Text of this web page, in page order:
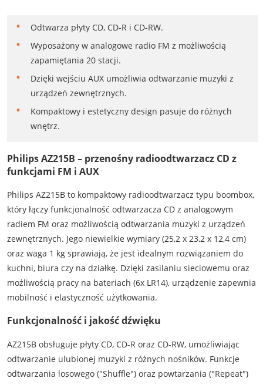
Odtwarza płyty CD, CD-R i CD-RW.
Wyposażony w analogowe radio FM z możliwością
zapamiętania 20 stacji.
Dzięki wejściu AUX umożliwia odtwarzanie muzyki z
urządzeń zewnętrznych.
Kompaktowy i estetyczny design pasuje do różnych
wnętrz.
Philips AZ215B – przenośny radioodtwarzacz CD z
funkcjami FM i AUX
Philips AZ215B to kompaktowy radioodtwarzacz typu boombox,
który łączy funkcjonalność odtwarzacza CD z analogowym
radiem FM oraz możliwością odtwarzania muzyki z urządzeń
zewnętrznych. Jego niewielkie wymiary (25,2 x 23,2 x 12,4 cm)
oraz waga 1 kg sprawiają, że jest idealnym rozwiązaniem do
kuchni, biura czy na działkę. Dzięki zasilaniu sieciowemu oraz
możliwością pracy na bateriach (6x LR14), urządzenie zapewnia
mobilność i elastyczność użytkowania.
Funkcjonalność i jakość dźwięku
AZ215B obsługuje płyty CD, CD-R oraz CD-RW, umożliwiając
odtwarzanie ulubionej muzyki z różnych nośników. Funkcje
odtwarzania losowego ("Shuffle") oraz powtarzania ("Repeat")